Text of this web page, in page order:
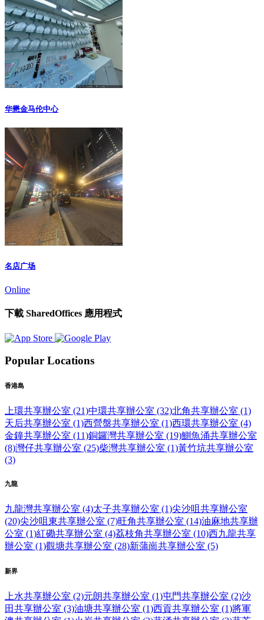
华懋金马伦中心
名店广场
Online
下載 SharedOffices 應用程式
Popular Locations
香港島
上環共享辦公室 (21)中環共享辦公室 (32)北角共享辦公室 (1)
天后共享辦公室 (1)西營盤共享辦公室 (1)西環共享辦公室 (4)
金鐘共享辦公室 (11)銅鑼灣共享辦公室 (19)鰂魚涌共享辦公室
(8)灣仔共享辦公室 (25)柴灣共享辦公室 (1)黃竹坑共享辦公室
(3)
九龍
九龍灣共享辦公室 (4)太子共享辦公室 (1)尖沙咀共享辦公室
(20)尖沙咀東共享辦公室 (7)旺角共享辦公室 (14)油麻地共享辦
公室 (1)紅磡共享辦公室 (4)荔枝角共享辦公室 (10)西九龍共享
辦公室 (1)觀塘共享辦公室 (28)新蒲崗共享辦公室 (5)
新界
上水共享辦公室 (2)元朗共享辦公室 (1)屯門共享辦公室 (2)沙
田共享辦公室 (3)油塘共享辦公室 (1)西貢共享辦公室 (1)將軍